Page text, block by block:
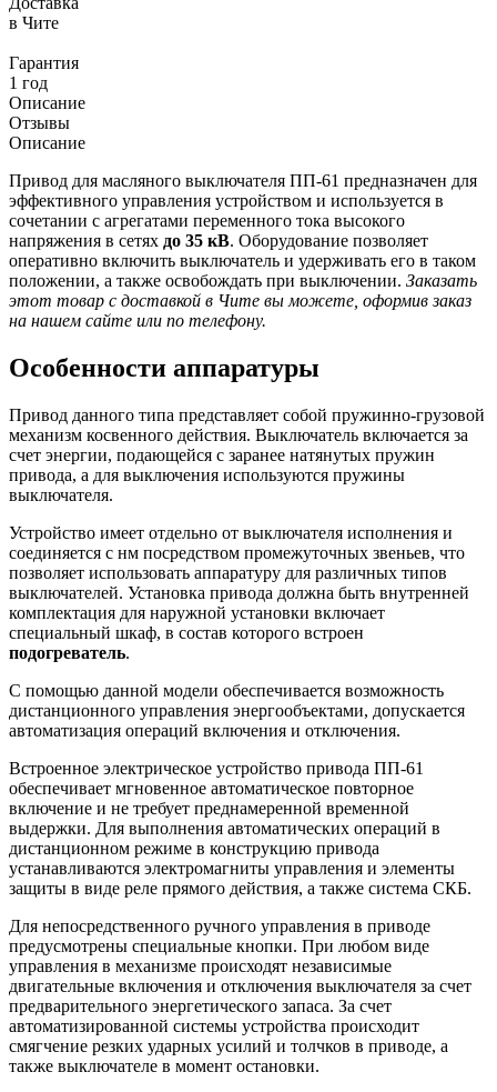
в Чите
Гарантия
1 год
Описание
Отзывы
Описание
Привод для масляного выключателя ПП-61 предназначен для
эффективного управления устройством и используется в
сочетании с агрегатами переменного тока высокого
напряжения в сетях до 35 кВ. Оборудование позволяет
оперативно включить выключатель и удерживать его в таком
положении, а также освобождать при выключении. Заказать
этот товар с доставкой в Чите вы можете, оформив заказ
на нашем сайте или по телефону.
Особенности аппаратуры
Привод данного типа представляет собой пружинно-грузовой
механизм косвенного действия. Выключатель включается за
счет энергии, подающейся с заранее натянутых пружин
привода, а для выключения используются пружины
выключателя.
Устройство имеет отдельно от выключателя исполнения и
соединяется с нм посредством промежуточных звеньев, что
позволяет использовать аппаратуру для различных типов
выключателей. Установка привода должна быть внутренней
комплектация для наружной установки включает
специальный шкаф, в состав которого встроен
подогреватель.
С помощью данной модели обеспечивается возможность
дистанционного управления энергообъектами, допускается
автоматизация операций включения и отключения.
Встроенное электрическое устройство привода ПП-61
обеспечивает мгновенное автоматическое повторное
включение и не требует преднамеренной временной
выдержки. Для выполнения автоматических операций в
дистанционном режиме в конструкцию привода
устанавливаются электромагниты управления и элементы
защиты в виде реле прямого действия, а также система СКБ.
Для непосредственного ручного управления в приводе
предусмотрены специальные кнопки. При любом виде
управления в механизме происходят независимые
двигательные включения и отключения выключателя за счет
предварительного энергетического запаса. За счет
автоматизированной системы устройства происходит
смягчение резких ударных усилий и толчков в приводе, а
также выключателе в момент остановки.